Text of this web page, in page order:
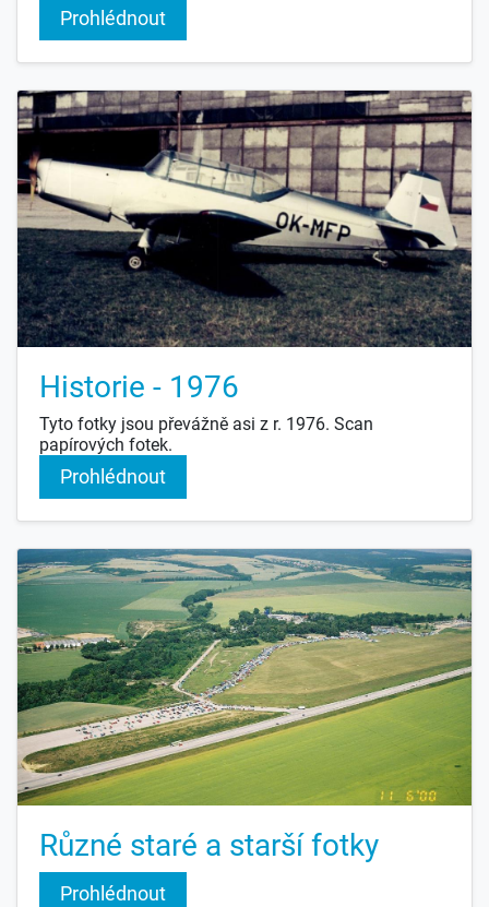
Prohlédnout
Historie - 1976
Tyto fotky jsou převážně asi z r. 1976. Scan
papírových fotek.
Prohlédnout
Různé staré a starší fotky
Prohlédnout